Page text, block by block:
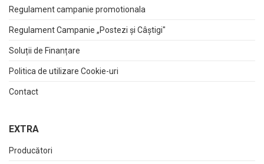
Regulament campanie promotionala
Regulament Campanie „Postezi și Câștigi"
Soluții de Finanțare
Politica de utilizare Cookie-uri
Contact
EXTRA
Producători